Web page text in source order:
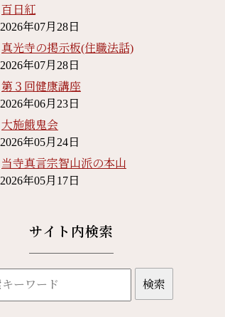
百日紅
2026年07月28日
真光寺の掲示板(住職法話)
2026年07月28日
第３回健康講座
2026年06月23日
大施餓鬼会
2026年05月24日
当寺真言宗智山派の本山
2026年05月17日
サイト内検索